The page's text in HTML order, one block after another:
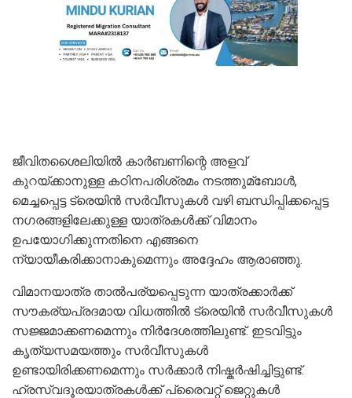
ജീവിതശൈലിയില്‍ കാര്‍ബണിന്റെ അളവ്
കുറയ്ക്കാനുള്ള കഠിനപരിശ്രമം നടത്തുമ്ബോള്‍,
മെച്ചപ്പെട്ട ട്രെയിൻ സര്‍വീസുകള്‍ വഴി ബന്ധിപ്പിക്കപ്പെട്ട
നഗരങ്ങളിലേക്കുള്ള യാത്രകള്‍ക്ക് വിമാനം
ഉപയോഗിക്കുന്നതിനെ എങ്ങനെ
ന്യായീകരിക്കാനാകുമെന്നും അദ്ദേഹം ആരാഞ്ഞു.
വിമാനയാത്ര താല്‍പര്യപ്പെടുന്ന യാത്രക്കാര്‍ക്ക്
സൗകര്യപ്രദമായ വിധത്തില്‍ ട്രെയിൻ സര്‍വീസുകള്‍
സജ്ജമാക്കണമെന്നും നിര്‍ദേശത്തിലുണ്ട്. ഇടവിട്ടും
കൃത്യസമയത്തും സര്‍വീസുകള്‍
ഉണ്ടായിരിക്കണമെന്നും സര്‍ക്കാര്‍ നിഷ്കര്‍ഷിച്ചിട്ടുണ്ട്.
ഹ്രസ്വദൂരയാത്രകള്‍ക്ക് പ്രൈവറ്റ് ജെറ്റുകള്‍